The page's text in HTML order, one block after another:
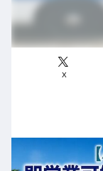
X